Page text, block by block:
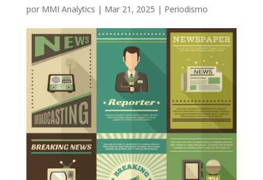
por MMI Analytics | Mar 21, 2025 | Periodismo